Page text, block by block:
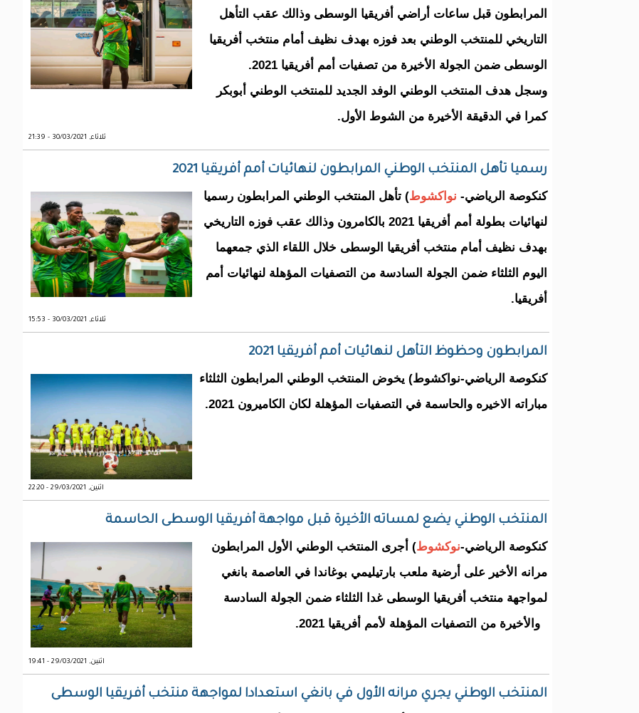
المرابطون قبل ساعات أراضي أفريقيا الوسطى وذالك عقب التأهل
التاريخي للمنتخب الوطني بعد فوزه بهدف نظيف أمام منتخب أفريقيا
الوسطى ضمن الجولة الأخيرة من تصفيات أمم أفريقيا 2021.
وسجل هدف المنتخب الوطني الوفد الجديد للمنتخب الوطني أبوبكر
كمرا في الدقيقة الأخيرة من الشوط الأول.
ثلاثاء, 30/03/2021 - 21:39
رسميا تأهل المنتخب الوطني المرابطون لنهائيات أمم أفريقيا 2021
كنكوصة الرياضي- نواكشوط) تأهل المنتخب الوطني المرابطون رسميا
لنهائيات بطولة أمم أفريقيا 2021 بالكامرون وذالك عقب فوزه التاريخي
بهدف نظيف أمام منتخب أفريقيا الوسطى خلال اللقاء الذي جمعهما
اليوم الثلثاء ضمن الجولة السادسة من التصفيات المؤهلة لنهائيات أمم
أفريقيا.
ثلاثاء, 30/03/2021 - 15:53
المرابطون وحظوظ التأهل لنهائيات أمم أفريقيا 2021
كنكوصة الرياضي-نواكشوط) يخوض المنتخب الوطني المرابطون الثلثاء
مباراته الاخيره والحاسمة في التصفيات المؤهلة لكان الكاميرون 2021.
اثنين, 29/03/2021 - 22:20
المنتخب الوطني يضع لمساته الأخيرة قبل مواجهة أفريقيا الوسطى الحاسمة
كنكوصة الرياضي-نوكشوط) أجرى المنتخب الوطني الأول المرابطون
مرانه الأخير على أرضية ملعب بارتيليمي بوغاندا في العاصمة بانغي
لمواجهة منتخب أفريقيا الوسطى غدا الثلثاء ضمن الجولة السادسة
والأخيرة من التصفيات المؤهلة لأمم أفريقيا 2021.
اثنين, 29/03/2021 - 19:41
المنتخب الوطني يجري مرانه الأول في بانغي استعدادا لمواجهة منتخب أفريقيا الوسطى